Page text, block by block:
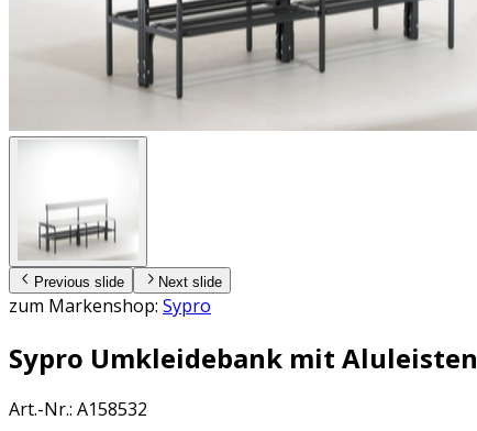
Previous slide Next slide
zum Markenshop: Sypro
Sypro Umkleidebank mit Aluleisten
Art.-Nr.: A158532